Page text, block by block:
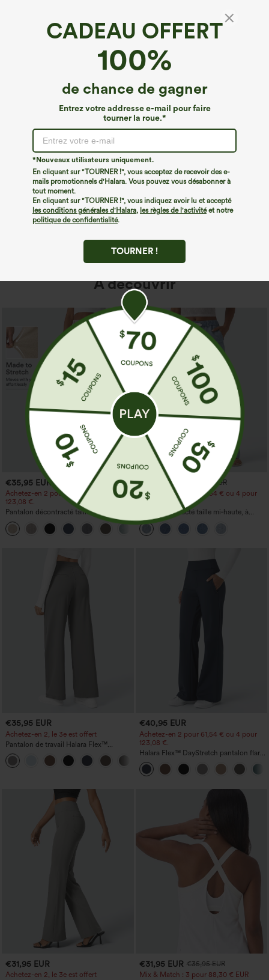
CADEAU OFFERT
100%
de chance de gagner
Entrez votre addresse e-mail pour faire
tourner la roue.*
*Nouveaux utilisateurs uniquement.
En cliquant sur "TOURNER !", vous acceptez de recevoir des e-
mails promotionnels d'Halara. Vous pouvez vous désabonner à
tout moment.
En cliquant sur "TOURNER !", vous indiquez avoir lu et accepté
les conditions générales d'Halara, les règles de l'activitéet notre
politique de confidentialité.
TOURNER !
Nous ne semblons pas pouvoir trouver la page que
vous recherchez.
Acheter plus
À découvrir
€35,95 EUR
Achetez-en 2 pour 61,54 € ou 4 pour
123,08 €.
Pantalon décontracté taille haute à
jambe droite, effet lin, avec poches
+5
€44,95 EUR
€49,95 EUR
Achetez-en 2 pour 61,54 € ou 4 pour
123,08 €.
Jean décontracté taille mi‑haute, à
cordon de serrage, avec poches
€35,95 EUR
Achetez-en 2, le 3e est offert
Pantalon de travail Halara Flex™
DayStretch à taille haute, avec poches et
coupe droite
€40,95 EUR
Achetez-en 2 pour 61,54 € ou 4 pour
123,08 €.
Halara Flex™ DayStretch pantalon flare
de travail, taille mi-haute, poche latérale
zippée
€31,95 EUR
Achetez-en 2, le 3e est offert
€31,95 EUR €35,95 EUR
Mix & Match : 3 pour 88,30 € EUR